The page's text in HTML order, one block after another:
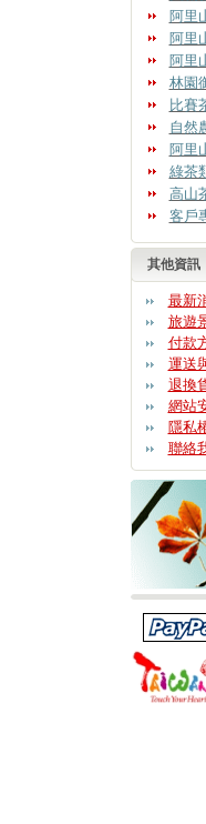
阿里
阿里
阿里
林園
比賽
自然
阿里
綠茶
高山
客戶
其他資訊
最新
旅遊
付款
運送
退換
網站
隱私
聯絡